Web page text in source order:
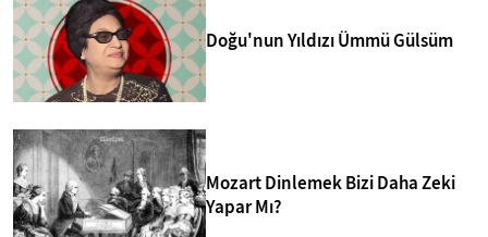
Doğu'nun Yıldızı Ümmü Gülsüm
Mozart Dinlemek Bizi Daha Zeki
Yapar Mı?